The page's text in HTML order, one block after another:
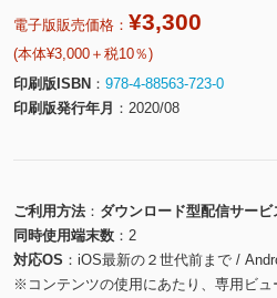
電子版販売価格： ¥3,300
(本体¥3,000＋税10％)
印刷版ISBN
978-4-88563-723-0
印刷版発行年月
2020/08
ご利用方法
ダウンロード型配信サービ
同時使用端末数
2
対応OS
iOS最新の２世代前まで /
※コンテンツの使用にあたり、専用ビュ